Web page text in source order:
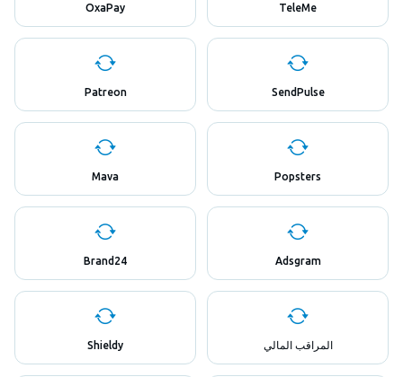
TeleMe
OxaPay
SendPulse
Patreon
Popsters
Mava
Adsgram
Brand24
المراقب المالي Shieldy